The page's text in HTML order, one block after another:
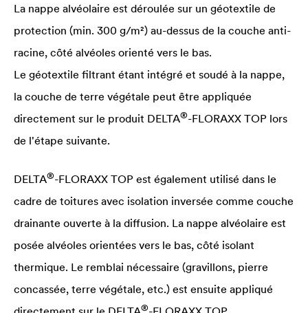
La nappe alvéolaire est déroulée sur un géotextile de
protection (min. 300 g/m²) au-dessus de la couche anti-
racine, côté alvéoles orienté vers le bas.
Le géotextile filtrant étant intégré et soudé à la nappe,
la couche de terre végétale peut être appliquée
directement sur le produit DELTA®-FLORAXX TOP lors
de l'étape suivante.
DELTA®-FLORAXX TOP est également utilisé dans le
cadre de toitures avec isolation inversée comme couche
drainante ouverte à la diffusion. La nappe alvéolaire est
posée alvéoles orientées vers le bas, côté isolant
thermique. Le remblai nécessaire (gravillons, pierre
concassée, terre végétale, etc.) est ensuite appliqué
®